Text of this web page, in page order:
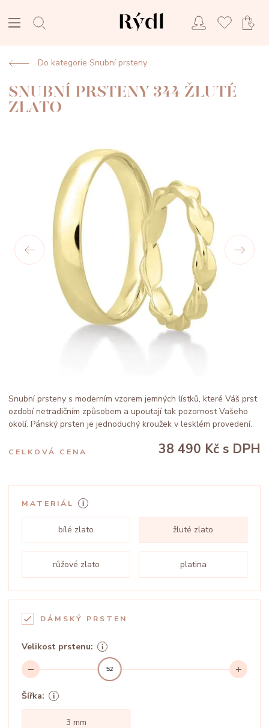
Do kategorie Snubní prsteny
SNUBNÍ PRSTENY 344 ŽLUTÉ
ZLATO
Snubní prsteny s moderním vzorem jemných lístků, které Váš prst
ozdobí netradičním způsobem a upoutají tak pozornost Vašeho
okolí. Pánský prsten je jednoduchý kroužek v lesklém provedení.
CELKOVÁ CENA 38 490 Kč s DPH
MATERIÁL
bílé zlato žluté zlato
růžové zlato platina
DÁMSKÝ PRSTEN
Velikost prstenu:
52
Šířka:
3 mm